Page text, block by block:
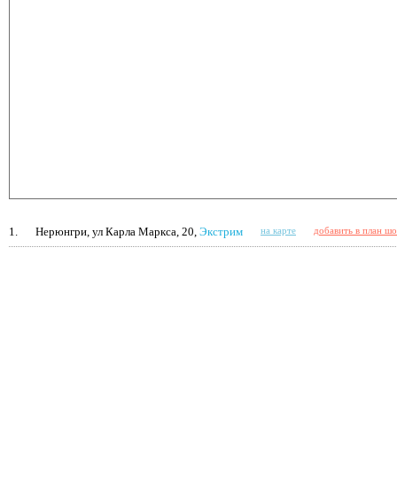
1. Нерюнгри, ул Карла Маркса, 20, Экстрим на карте добавить в план